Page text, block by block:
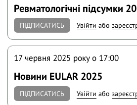
Ревматологічні підсумки
ПІДПИСАТИСЬ Увійти або
17 червня 2025 року o 17:00
Новини EULAR 2025
ПІДПИСАТИСЬ Увійти або